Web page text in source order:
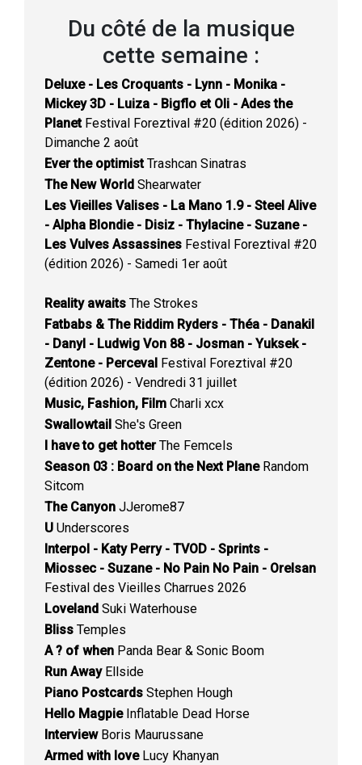
Du côté de la musique
cette semaine :
Deluxe - Les Croquants - Lynn - Monika -
Mickey 3D - Luiza - Bigflo et Oli - Ades the
PlanetFestival Foreztival #20 (édition 2026) -
Dimanche 2 août
Ever the optimistTrashcan Sinatras
The New World Shearwater
Les Vieilles Valises - La Mano 1.9 - Steel Alive
- Alpha Blondie - Disiz - Thylacine - Suzane -
Les Vulves Assassines Festival Foreztival #20
(édition 2026) - Samedi 1er août
Reality awaits The Strokes
Fatbabs & The Riddim Ryders - Théa - Danakil
- Danyl - Ludwig Von 88 - Josman - Yuksek -
Zentone - Perceval Festival Foreztival #20
(édition 2026) - Vendredi 31 juillet
Music, Fashion, Film Charli xcx
Swallowtail She's Green
I have to get hotterThe Femcels
Season 03 : Board on the Next PlaneRandom
Sitcom
The Canyon JJerome87
U Underscores
Interpol - Katy Perry - TVOD - Sprints -
Miossec - Suzane - No Pain No Pain - Orelsan
Festival des Vieilles Charrues 2026
Loveland Suki Waterhouse
Bliss Temples
A ? of when Panda Bear & Sonic Boom
Run AwayEllside
Piano Postcards Stephen Hough
Hello MagpieInflatable Dead Horse
InterviewBoris Maurussane
Armed with loveLucy Khanyan